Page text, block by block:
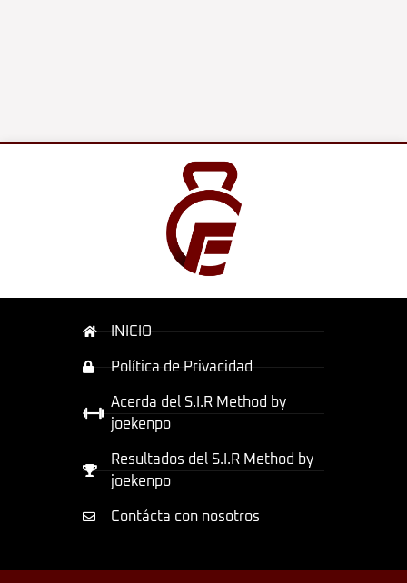
INICIO
Política de Privacidad
Acerda del S.I.R Method by
joekenpo
Resultados del S.I.R Method by
joekenpo
Contácta con nosotros